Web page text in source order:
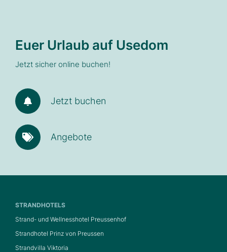
Euer Urlaub auf Usedom
Jetzt sicher online buchen!
Jetzt buchen
Angebote
STRANDHOTELS
Strand- und Wellnesshotel Preussenhof
Strandhotel Prinz von Preussen
Strandvilla Viktoria